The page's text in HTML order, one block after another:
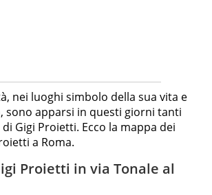
nei luoghi simbolo della sua vita e
sono apparsi in questi giorni tanti
Gigi Proietti. Ecco la mappa dei
a Roma.
Proietti in via Tonale al